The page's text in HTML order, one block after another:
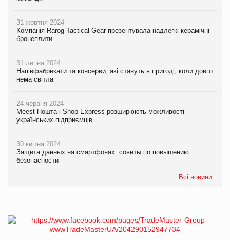
31 жовтня 2024
Компанія Rarog Tactical Gear презентувала надлегкі керамічні
бронеплити
31 липня 2024
Напівфабрикати та консерви, які стануть в пригоді, коли довго
нема світла
24 червня 2024
Meest Пошта і Shop-Express розширюють можливості
українських підприємців
30 квітня 2024
Защита данных на смартфонах: советы по повышению
безопасности
Всі новини